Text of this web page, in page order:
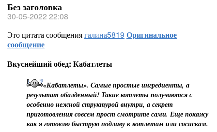
Без заголовка
30-05-2022 22:08
Это цитата сообщениягалина5819 Оригинальное
сообщение
Вкуснейший обед: Кабатлеты
«Кабатлеты». Самые простые ингредиенты, а
результат обалденный! Такие котлеты получаются с
особенно нежной структурой внутри, а секрет
приготовления совсем прост смотрите сами. Еще покажу
как я готовлю быструю подливу к котлетам или сосискам.